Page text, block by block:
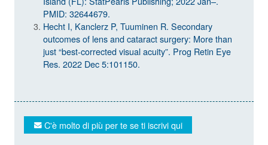
PMID: 32644679.
Hecht I, Kanclerz P, Tuuminen R. Secondary
outcomes of lens and cataract surgery: More than
just “best-corrected visual acuity”. Prog Retin Eye
Res. 2022 Dec 5:101150.
C'è molto di più per te se ti iscrivi qui